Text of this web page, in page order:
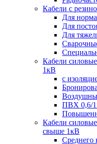
Кабели с
Для
Для
Для
Кабели
1кВ
c
ПВХ 0,6/
Кабели
свыше 1кВ
Среднего